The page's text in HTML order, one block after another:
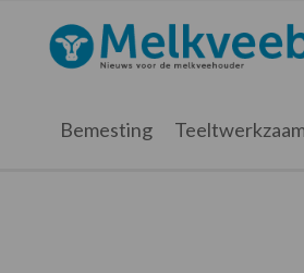
hoofdnavigatie
hoofd
eerste
voettekst
Melkveebedrijf.nl
Bemesting